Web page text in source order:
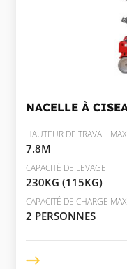
NACELLE À
HAUTEUR DE TRAVAIL
7.8M
CAPACITÉ DE LEVAGE
230KG (115KG)
CAPACITÉ DE CHARGE
2 PERSONNES